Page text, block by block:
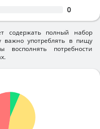
0
содержать полный набор
важно употреблять в пищу
восполнять потребности